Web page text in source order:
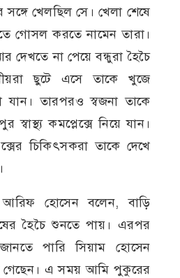
সঙ্গে খেলছিল সে। খেলা শেষে
গোসল করতে নামেন তারা।
না পেয়ে বন্ধুরা হৈচৈ
ছুটে এসে তাকে খুজে
যান। তারপরও স্বজনা তাকে
কমপ্লেক্সে নিয়ে যান।
চিকিৎসকরা তাকে দেখে
আরিফ হোসেন বলেন, বাড়ি
হৈচৈ শুনতে পায়। এরপর
পারি সিয়াম হোসেন
গেছেন। এ সময় আমি পুকুরের